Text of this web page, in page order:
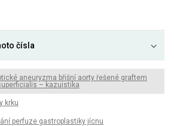
čísla
aneuryzma břišní aorty řešené graftem
– kazuistika
krku
perfuze gastroplastiky jícnu